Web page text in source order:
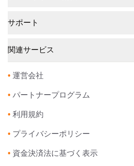
サポート
関連サービス
• 運営会社
• パートナープログラム
• 利用規約
• プライバシーポリシー
• 資金決済法に基づく表示